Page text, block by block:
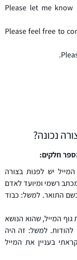
Please let me
Please feel free to
נכונה?
חלקים:
יש לפנות בצורה
רשמי ומיועד לאדם
התואר. למשל: כבוד
המייל, שהוא הנושא
למשל: זה היה
בעניין את המייל